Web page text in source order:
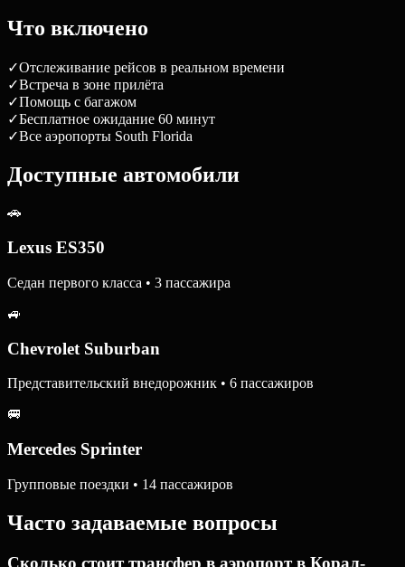
Что включено
✓Отслеживание рейсов в реальном времени
✓Встреча в зоне прилёта
✓Помощь с багажом
✓Бесплатное ожидание 60 минут
✓Все аэропорты South Florida
Доступные автомобили
🚗
Lexus ES350
Седан первого класса • 3 пассажира
🚙
Chevrolet Suburban
Представительский внедорожник • 6 пассажиров
🚐
Mercedes Sprinter
Групповые поездки • 14 пассажиров
Часто задаваемые вопросы
Сколько стоит трансфер в аэропорт в Корал-